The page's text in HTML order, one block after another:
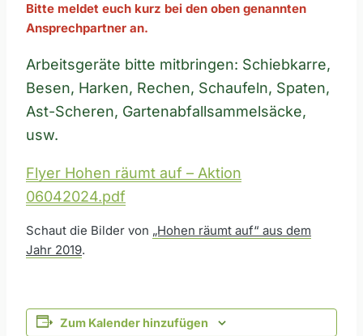
Bitte meldet euch kurz bei den oben genannten
Ansprechpartner an.
Arbeitsgeräte bitte mitbringen: Schiebkarre,
Besen, Harken, Rechen, Schaufeln, Spaten,
Ast-Scheren, Gartenabfallsammelsäcke,
usw.
Flyer Hohen räumt auf – Aktion
06042024.pdf
Schaut die Bilder von „Hohen räumt auf“ aus dem
Jahr 2019.
Zum Kalender hinzufügen